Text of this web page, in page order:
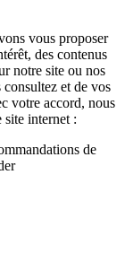
vous proposer
des contenus
notre site ou nos
et de vos
votre accord, nous
site internet :
de